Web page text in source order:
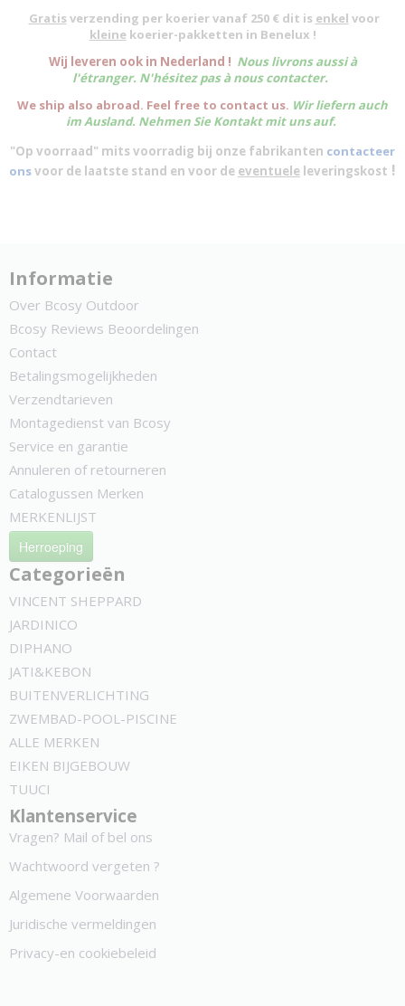
Gratis verzending per koerier vanaf 250 € dit is enkel voor
kleinekoerier-pakketten in Benelux !
Wij leveren ook in Nederland ! Nous livrons aussi à
l'étranger. N'hésitez pas à nous contacter.
We ship also abroad. Feel free to contact us. Wir liefern auch
im Ausland. Nehmen Sie Kontakt mit uns auf.
"Op voorraad" mits voorradig bij onze fabrikanten contacteer
onsvoor de laatste stand en voor de eventuele leveringskost !
Informatie
Over Bcosy Outdoor
Bcosy Reviews Beoordelingen
Contact
Betalingsmogelijkheden
Verzendtarieven
Montagedienst van Bcosy
Service en garantie
Annuleren of retourneren
Catalogussen Merken
MERKENLIJST
Herroeping
Categorieën
VINCENT SHEPPARD
JARDINICO
DIPHANO
JATI&KEBON
BUITENVERLICHTING
ZWEMBAD-POOL-PISCINE
ALLE MERKEN
EIKEN BIJGEBOUW
TUUCI
Klantenservice
Vragen? Mail of bel ons
Wachtwoord vergeten ?
Algemene Voorwaarden
Juridische vermeldingen
Privacy-en cookiebeleid